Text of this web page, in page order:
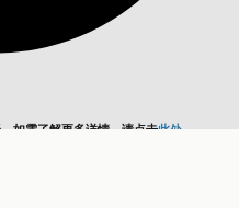
如需了解更多详情，请点击此处